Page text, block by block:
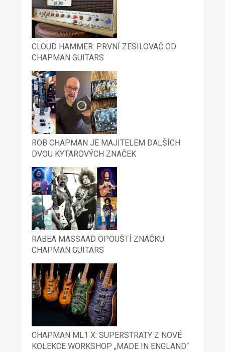
CLOUD HAMMER: PRVNÍ ZESILOVAČ OD
CHAPMAN GUITARS
ROB CHAPMAN JE MAJITELEM DALŠÍCH
DVOU KYTAROVÝCH ZNAČEK
RABEA MASSAAD OPOUŠTÍ ZNAČKU
CHAPMAN GUITARS
CHAPMAN ML1 X: SUPERSTRATY Z NOVÉ
KOLEKCE WORKSHOP „MADE IN ENGLAND“